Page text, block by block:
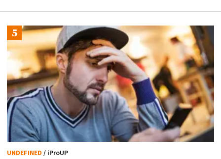
UNDEFINED / iProUP